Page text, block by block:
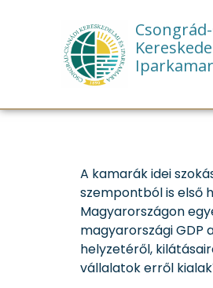
A kamarák idei
szempontból is első
Magyarországon
magyarországi GDP
helyzetéről,
vállalatok erről